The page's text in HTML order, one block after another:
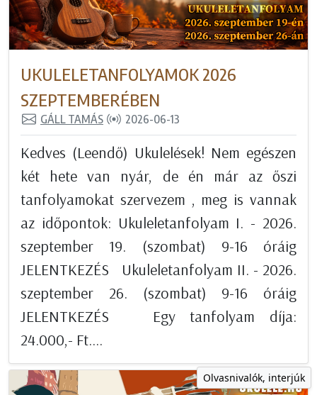
UKULELETANFOLYAMOK 2026
SZEPTEMBERÉBEN
GÁLL TAMÁS 2026-06-13
Kedves (Leendő) Ukulelések! Nem egészen
két hete van nyár, de én már az őszi
tanfolyamokat szervezem , meg is vannak
az időpontok: Ukuleletanfolyam I. - 2026.
szeptember 19. (szombat) 9-16 óráig
JELENTKEZÉS Ukuleletanfolyam II. - 2026.
szeptember 26. (szombat) 9-16 óráig
JELENTKEZÉS Egy tanfolyam díja:
24.000,- Ft....
Olvasnivalók, interjúk